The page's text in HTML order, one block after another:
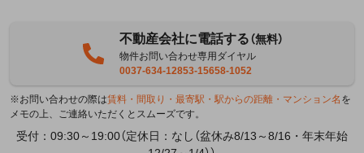
不動産会社に電話する（無料）
物件お問い合わせ専用ダイヤル
0037-634-12853-15658-1052
※お問い合わせの際は賃料・間取り・最寄駅・駅からの距離・マンション名 を
メモの上、ご連絡いただくとスムーズです。
受付：09:30～19:00（定休日：なし（盆休み8/13～8/16・年末年始